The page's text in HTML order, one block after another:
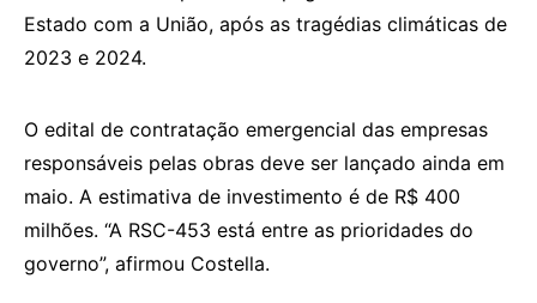
Estado com a União, após as tragédias climáticas de
2023 e 2024.
O edital de contratação emergencial das empresas
responsáveis pelas obras deve ser lançado ainda em
maio. A estimativa de investimento é de R$ 400
milhões. “A RSC-453 está entre as prioridades do
governo”, afirmou Costella.